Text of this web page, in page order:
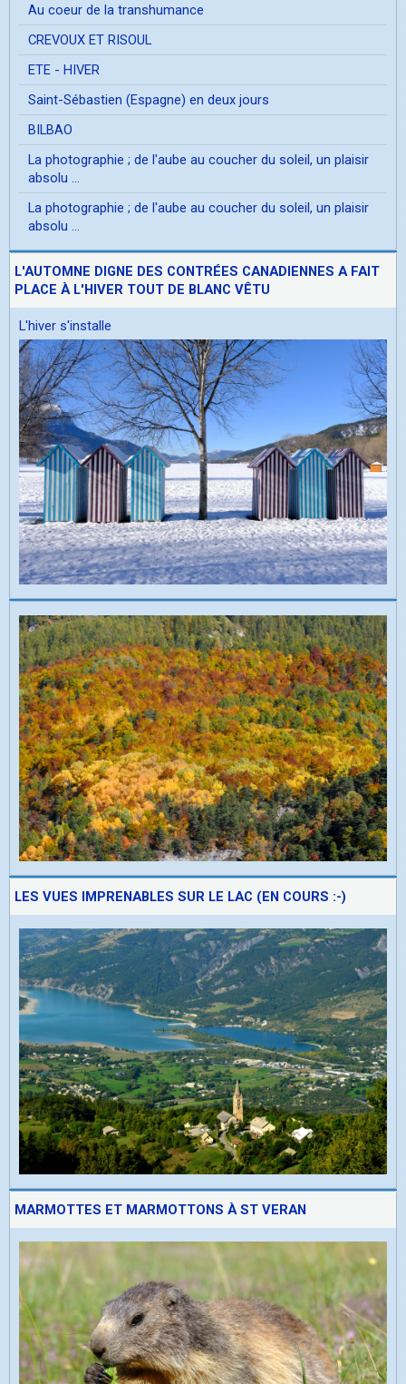
Au coeur de la transhumance
CREVOUX ET RISOUL
ETE - HIVER
Saint-Sébastien (Espagne) en deux jours
BILBAO
La photographie ; de l'aube au coucher du soleil, un plaisir
absolu ...
La photographie ; de l'aube au coucher du soleil, un plaisir
absolu ...
L'AUTOMNE DIGNE DES CONTRÉES CANADIENNES A FAIT
PLACE À L'HIVER TOUT DE BLANC VÊTU
L'hiver s'installe
LES VUES IMPRENABLES SUR LE LAC (EN COURS :-)
MARMOTTES ET MARMOTTONS À ST VERAN